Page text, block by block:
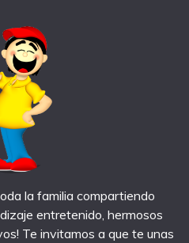
la familia compartiendo
entretenido, hermosos
Te invitamos a que te unas